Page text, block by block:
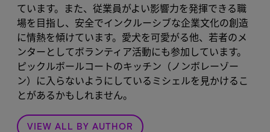
ています。また、従業員がよい影響力を発揮できる職
場を目指し、安全でインクルーシブな企業文化の創造
に情熱を傾けています。愛犬を可愛がる他、若者のメ
ンターとしてボランティア活動にも参加しています。
ピックルボールコートのキッチン（ノンボレーゾー
ン）に入らないようにしているミシェルを見かけるこ
とがあるかもしれません。
VIEW ALL BY AUTHOR